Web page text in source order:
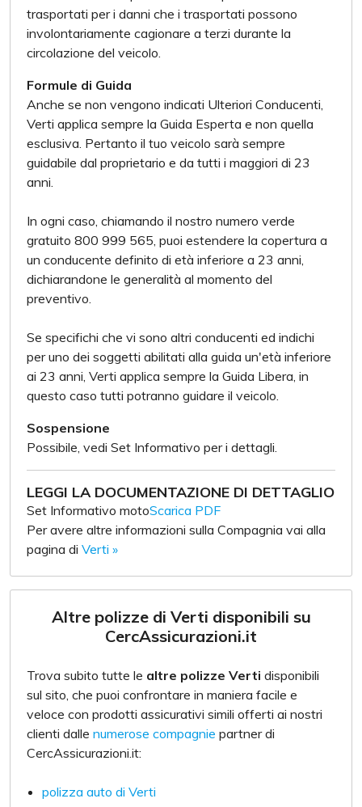
trasportati per i danni che i trasportati possono
involontariamente cagionare a terzi durante la
circolazione del veicolo.
Formule di Guida
Anche se non vengono indicati Ulteriori Conducenti,
Verti applica sempre la Guida Esperta e non quella
esclusiva. Pertanto il tuo veicolo sarà sempre
guidabile dal proprietario e da tutti i maggiori di 23
anni.
In ogni caso, chiamando il nostro numero verde
gratuito 800 999 565, puoi estendere la copertura a
un conducente definito di età inferiore a 23 anni,
dichiarandone le generalità al momento del
preventivo.
Se specifichi che vi sono altri conducenti ed indichi
per uno dei soggetti abilitati alla guida un'età inferiore
ai 23 anni, Verti applica sempre la Guida Libera, in
questo caso tutti potranno guidare il veicolo.
Sospensione
Possibile, vedi Set Informativo per i dettagli.
LEGGI LA DOCUMENTAZIONE DI DETTAGLIO
Set Informativo motoScarica PDF
Per avere altre informazioni sulla Compagnia vai alla
pagina di Verti »
Altre polizze di Verti disponibili su
CercAssicurazioni.it
Trova subito tutte le altre polizze Verti disponibili
sul sito, che puoi confrontare in maniera facile e
veloce con prodotti assicurativi simili offerti ai nostri
clienti dalle numerose compagnie partner di
CercAssicurazioni.it:
polizza auto di Verti